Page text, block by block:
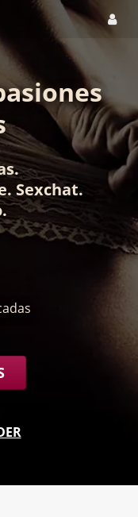
.
. Sexchat.
.